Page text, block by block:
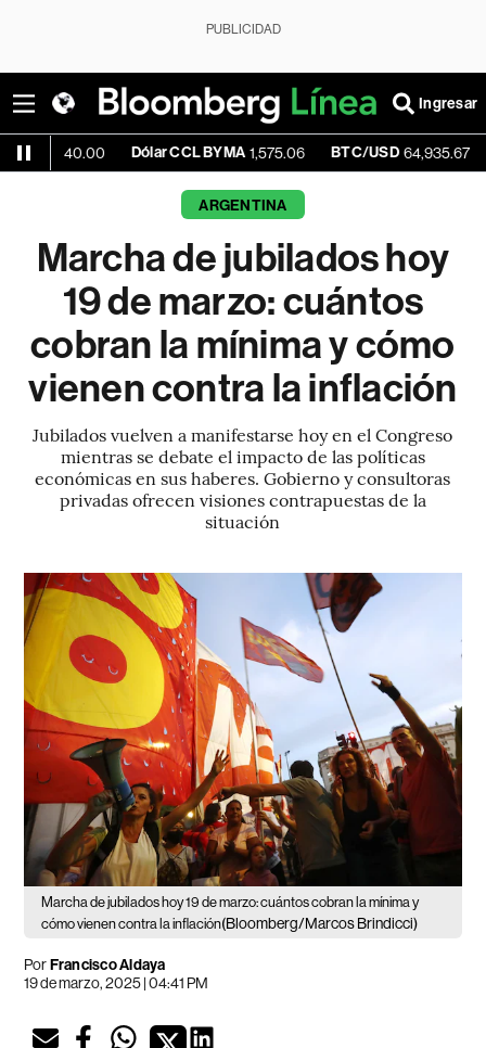
PUBLICIDAD
Ingresar
Dólar CCL BYMA 1,575.06 BTC/USD 64,935.67 +0.99%
ARGENTINA
Marcha de jubilados hoy
19 de marzo: cuántos
cobran la mínima y cómo
vienen contra la inflación
Jubilados vuelven a manifestarse hoy en el Congreso
mientras se debate el impacto de las políticas
económicas en sus haberes. Gobierno y consultoras
privadas ofrecen visiones contrapuestas de la
situación
Marcha de jubilados hoy 19 de marzo: cuántos cobran la mínima y
cómo vienen contra la inflación(Bloomberg/Marcos Brindicci)
PorFrancisco Aldaya
19 de marzo, 2025 | 04:41 PM